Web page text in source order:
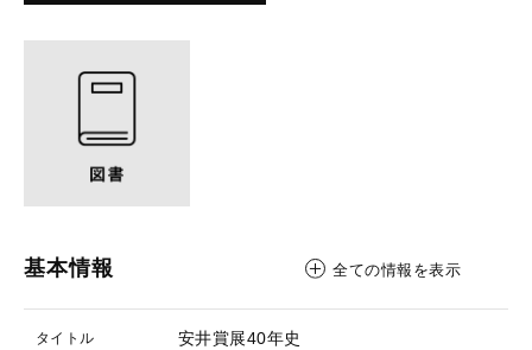
基本情報 全ての情報を表示
タイトル 安井賞展40年史